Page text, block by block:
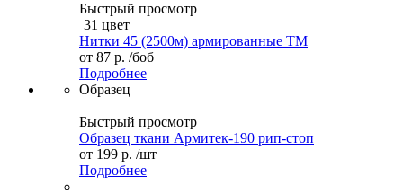
Быстрый просмотр
31 цвет
Нитки 45 (2500м) армированные ТМ
от 87 р. /боб
Подробнее
Образец
Быстрый просмотр
Образец ткани Армитек-190 рип-стоп
от 199 р. /шт
Подробнее